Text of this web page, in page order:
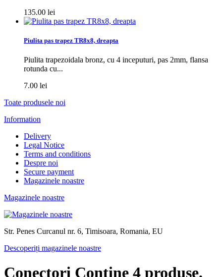
135.00 lei
Piulita pas trapez TR8x8, dreapta
Piulita trapezoidala bronz, cu 4 inceputuri, pas 2mm, flansa
rotunda cu...
7.00 lei
Toate produsele noi
Information
Delivery
Legal Notice
Terms and conditions
Despre noi
Secure payment
Magazinele noastre
Magazinele noastre
Str. Penes Curcanul nr. 6, Timisoara, Romania, EU
Descoperiți magazinele noastre
Conectori Conține 4 produse.